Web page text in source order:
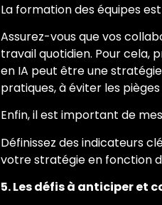
La formation des équipes
Assurez-vous que vos
travail quotidien. Pour cela,
en IA peut être une
pratiques, à éviter les
Enfin, il est important de
Définissez des indicateurs
votre stratégie en fonction
5. Les défis à anticiper et